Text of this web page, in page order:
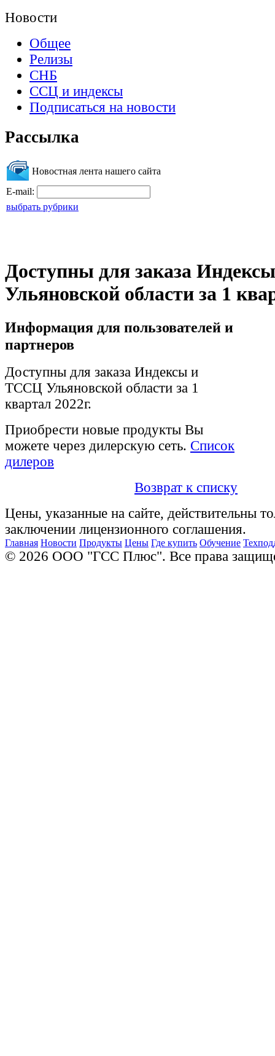
Новости
Общее
Релизы
СНБ
ССЦ и индексы
Подписаться на новости
Рассылка
Новостная лента нашего сайта
E-mail:
выбрать рубрики
Доступны для заказа
Ульяновской области за 1
Информация для пользователей и
партнеров
Доступны для заказа Индексы и
ТССЦ Ульяновской области за 1
квартал 2022г.
Приобрести новые продукты Вы
можете через дилерскую сеть. Список
дилеров
Возврат к списку
Цены, указанные на сайте, действительны
заключении лицензионного соглашения.
Главная Новости Продукты Цены Где купить Обучение
© 2026 ООО "ГСС Плюс". Все права